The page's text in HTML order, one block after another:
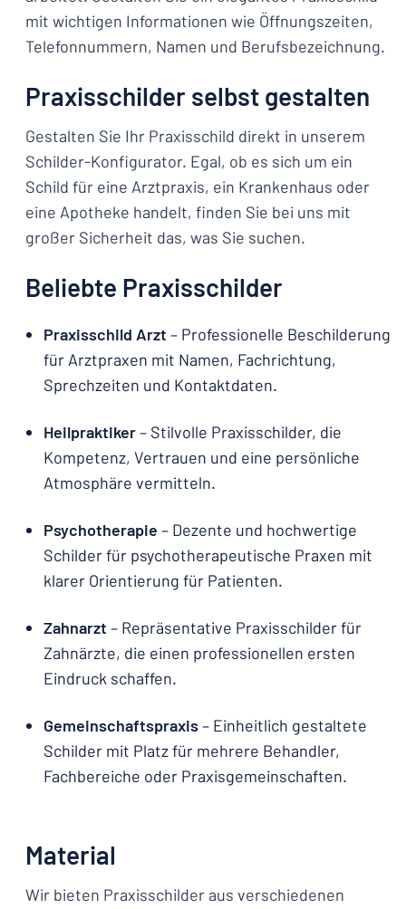
mit wichtigen Informationen wie Öffnungszeiten,
Telefonnummern, Namen und Berufsbezeichnung.
Praxisschilder selbst gestalten
Gestalten Sie Ihr Praxisschild direkt in unserem
Schilder-Konfigurator. Egal, ob es sich um ein
Schild für eine Arztpraxis, ein Krankenhaus oder
eine Apotheke handelt, finden Sie bei uns mit
großer Sicherheit das, was Sie suchen.
Beliebte Praxisschilder
Praxisschild Arzt – Professionelle Beschilderung
für Arztpraxen mit Namen, Fachrichtung,
Sprechzeiten und Kontaktdaten.
Heilpraktiker– Stilvolle Praxisschilder, die
Kompetenz, Vertrauen und eine persönliche
Atmosphäre vermitteln.
Psychotherapie – Dezente und hochwertige
Schilder für psychotherapeutische Praxen mit
klarer Orientierung für Patienten.
Zahnarzt – Repräsentative Praxisschilder für
Zahnärzte, die einen professionellen ersten
Eindruck schaffen.
Gemeinschaftspraxis– Einheitlich gestaltete
Schilder mit Platz für mehrere Behandler,
Fachbereiche oder Praxisgemeinschaften.
Material
Wir bieten Praxisschilder aus verschiedenen